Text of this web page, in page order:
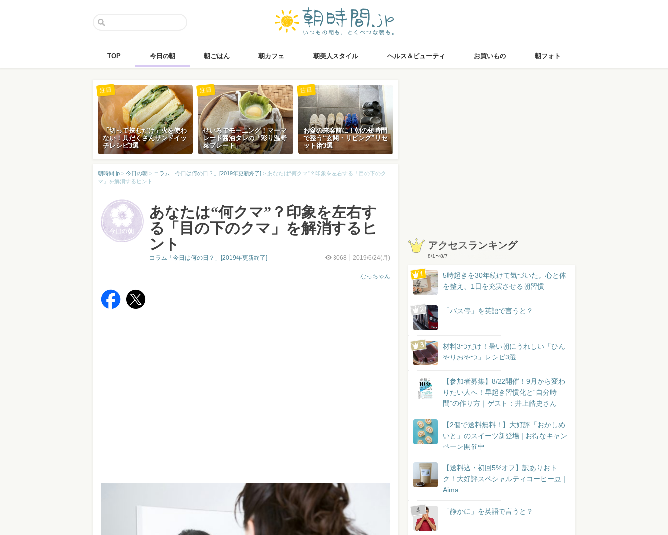
TOP 今日の朝 朝ごはん 朝カフェ 朝美人スタイル ヘルス＆ビューティ お買いもの 朝フォト
「切って挟むだけ」火を使わ
ない！具だくさんサンドイッ
チレシピ3選
注目
せいろでモーニング！マーマ
レード醤油タレの「彩り温野
菜プレート」
注目
お盆の来客前に！朝の短時間
で整う“玄関・リビング”リセ
ット術3選
注目
朝時間.jp > 今日の朝 > コラム「今日は何の日？」[2019年更新終了] > あなたは“何クマ”？印象を左右する「目の下のク
マ」を解消するヒント
あなたは“何クマ”？印象を左右す
る「目の下のクマ」を解消するヒ
ント
3068 2019/6/24(月)
なっちゃん
コラム「今日は何の日？」[2019年更新終了]
アクセスランキング
8/1〜8/7
5時起きを30年続けて気づいた。心と体
を整え、1日を充実させる朝習慣
「バス停」を英語で言うと？
材料3つだけ！暑い朝にうれしい「ひん
やりおやつ」レシピ3選
【参加者募集】8/22開催！9月から変わ
りたい人へ！早起き習慣化と“自分時
間”の作り方｜ゲスト：井上皓史さん
【2個で送料無料！】大好評「おかしめ
いと」のスイーツ新登場 | お得なキャン
ペーン開催中
【送料込・初回5%オフ】訳ありおト
ク！大好評スペシャルティコーヒー豆｜
Aima
「静かに」を英語で言うと？